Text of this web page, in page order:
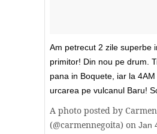
Am petrecut 2 zile superbe
primitor! Din nou pe drum.
pana in Boquete, iar la
urcarea pe vulcanul Baru!
A photo posted by
(@carmennegoita) on Jan